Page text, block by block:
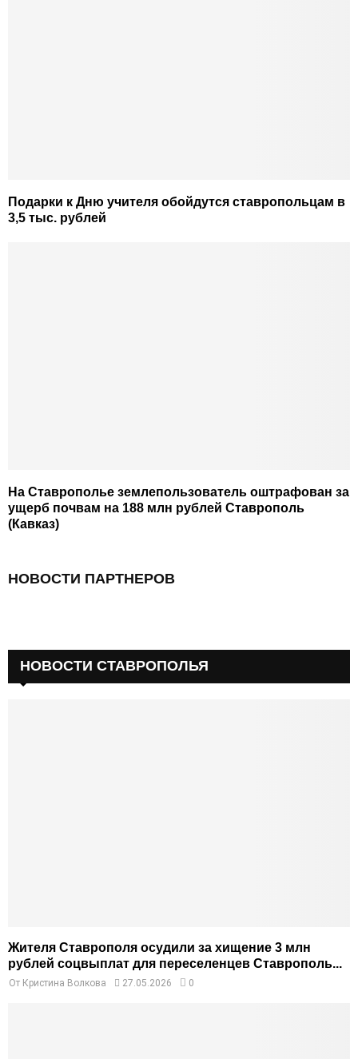
Подарки к Дню учителя обойдутся ставропольцам в
3,5 тыс. рублей
На Ставрополье землепользователь оштрафован за
ущерб почвам на 188 млн рублей Ставрополь
(Кавказ)
НОВОСТИ ПАРТНЕРОВ
НОВОСТИ СТАВРОПОЛЬЯ
Жителя Ставрополя осудили за хищение 3 млн
рублей соцвыплат для переселенцев Ставрополь...
От Кристина Волкова 27.05.2026 0